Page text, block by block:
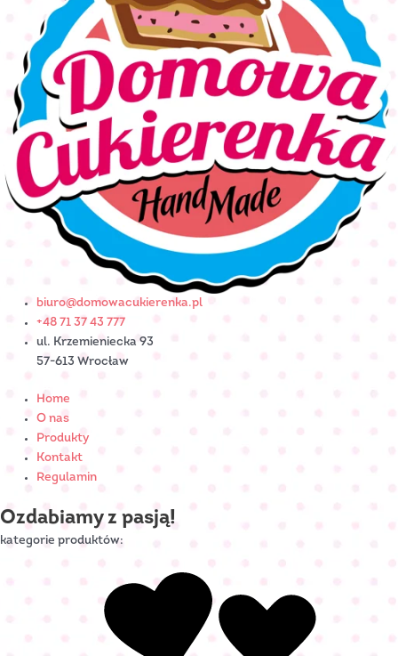
biuro@domowacukierenka.pl
+48 71 37 43 777
ul. Krzemieniecka 93
57-613 Wrocław
Home
O nas
Produkty
Kontakt
Regulamin
Ozdabiamy z pasją!
kategorie produktów: